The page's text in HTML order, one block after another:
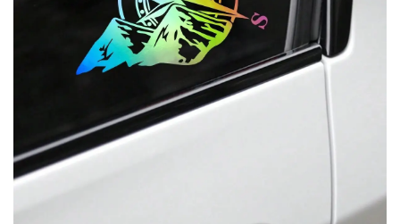
Deportes al aire libre
Productos para mascotas
Ropa y maquillaje
Constituir
Catálogos
Pусский язык
Polski